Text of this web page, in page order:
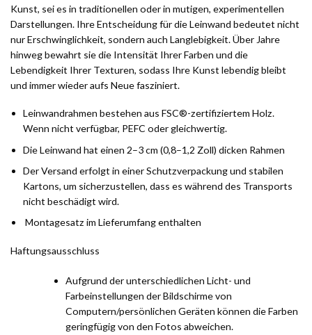
Kunst, sei es in traditionellen oder in mutigen, experimentellen
Darstellungen. Ihre Entscheidung für die Leinwand bedeutet nicht
nur Erschwinglichkeit, sondern auch Langlebigkeit. Über Jahre
hinweg bewahrt sie die Intensität Ihrer Farben und die
Lebendigkeit Ihrer Texturen, sodass Ihre Kunst lebendig bleibt
und immer wieder aufs Neue fasziniert.
Leinwandrahmen bestehen aus FSC®-zertifiziertem Holz.
Wenn nicht verfügbar, PEFC oder gleichwertig.
Die Leinwand hat einen 2–3 cm (0,8–1,2 Zoll) dicken Rahmen
Der Versand erfolgt in einer Schutzverpackung und stabilen
Kartons, um sicherzustellen, dass es während des Transports
nicht beschädigt wird.
Montagesatz im Lieferumfang enthalten
Haftungsausschluss
Aufgrund der unterschiedlichen Licht- und
Farbeinstellungen der Bildschirme von
Computern/persönlichen Geräten können die Farben
geringfügig von den Fotos abweichen.